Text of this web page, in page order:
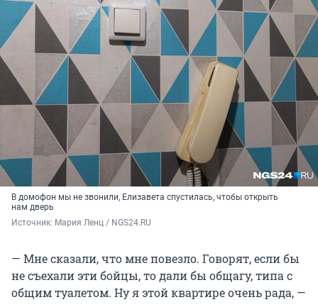
В домофон мы не звонили, Елизавета спустилась, чтобы открыть
нам дверь
Источник: Мария Ленц / NGS24.RU
— Мне сказали, что мне повезло. Говорят, если бы
не съехали эти бойцы, то дали бы общагу, типа с
общим туалетом. Ну я этой квартире очень рада, —